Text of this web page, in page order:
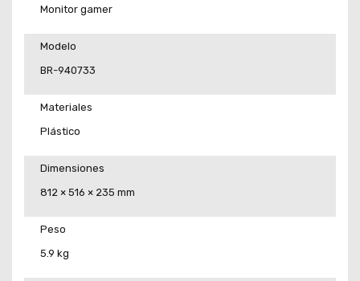
Monitor gamer
Modelo
BR-940733
Materiales
Plástico
Dimensiones
812 × 516 × 235 mm
Peso
5.9 kg